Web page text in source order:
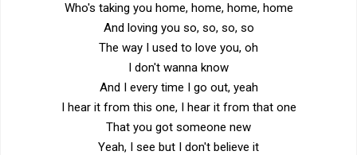
Who's taking you home, home, home, home
And loving you so, so, so, so
The way I used to love you, oh
I don't wanna know
And I every time I go out, yeah
I hear it from this one, I hear it from that one
That you got someone new
Yeah, I see but I don't believe it